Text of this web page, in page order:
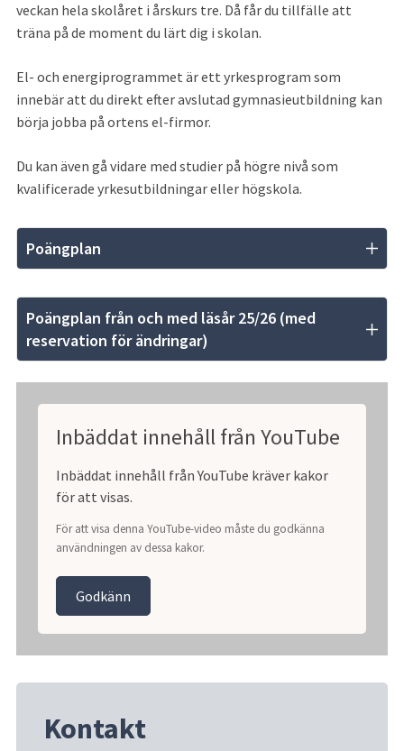
veckan hela skolåret i årskurs tre. Då får du tillfälle att
träna på de moment du lärt dig i skolan.
El- och energiprogrammet är ett yrkesprogram som
innebär att du direkt efter avslutad gymnasieutbildning kan
börja jobba på ortens el-firmor.
Du kan även gå vidare med studier på högre nivå som
kvalificerade yrkesutbildningar eller högskola.
Poängplan
Poängplan från och med läsår 25/26 (med
reservation för ändringar)
Inbäddat innehåll från YouTube
Inbäddat innehåll från YouTube kräver kakor
för att visas.
För att visa denna YouTube-video måste du godkänna
användningen av dessa kakor.
Godkänn
Kontakt